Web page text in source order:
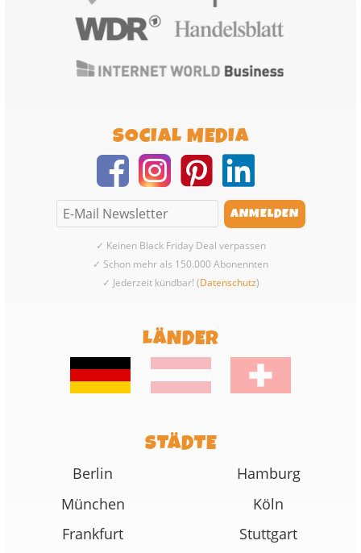
SOCIAL MEDIA
✓ Keinen Black Friday Deal verpassen
✓ Schon mehr als 150.000 Abonennten
✓ Jederzeit kündbar! (Datenschutz)
LÄNDER
STÄDTE
Berlin
Hamburg
München
Köln
Frankfurt
Stuttgart